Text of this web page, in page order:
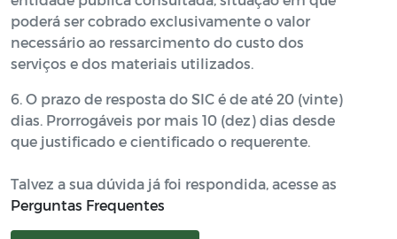
poderá ser cobrado exclusivamente o valor
necessário ao ressarcimento do custo dos
serviços e dos materiais utilizados.
6. O prazo de resposta do SIC é de até 20 (vinte)
dias. Prorrogáveis por mais 10 (dez) dias desde
que justificado e cientificado o requerente.
Talvez a sua dúvida já foi respondida, acesse as
Perguntas Frequentes